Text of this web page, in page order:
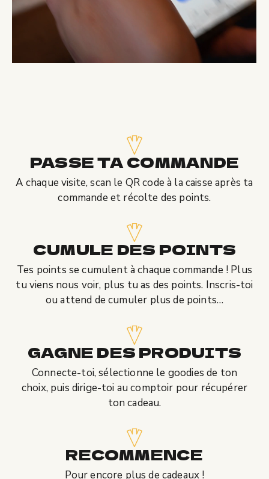
PASSE TA COMMANDE
A chaque visite, scan le QR code à la caisse après ta
commande et récolte des points.
CUMULE DES POINTS
Tes points se cumulent à chaque commande ! Plus
tu viens nous voir, plus tu as des points. Inscris-toi
ou attend de cumuler plus de points…
GAGNE DES PRODUITS
Connecte-toi, sélectionne le goodies de ton
choix, puis dirige-toi au comptoir pour récupérer
ton cadeau.
RECOMMENCE
Pour encore plus de cadeaux !